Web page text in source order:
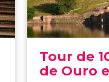
Tour de
de Ouro